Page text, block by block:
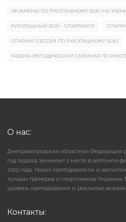
ЭКЗАМЕНЫ ПО РУКОПАШНОМУ БОЮ НА
РУКОПАШНЫЙ БОЙ - СПАРРИНГИ
СПАРИНГ СЕССИЯ ПО РУКОПАШНОМУ БОЮ
УЧЕБНО-МЕТОДИЧЕСКИЙ СЕМИНАР ПО
О нас:
Днепропетровская областная Федерация
год подряд занимает 1 место в рейтинге
2019 года. Наши преподаватели и
лучших тренеров и спортсменов
уровень преподавания и реальные
Контакты: